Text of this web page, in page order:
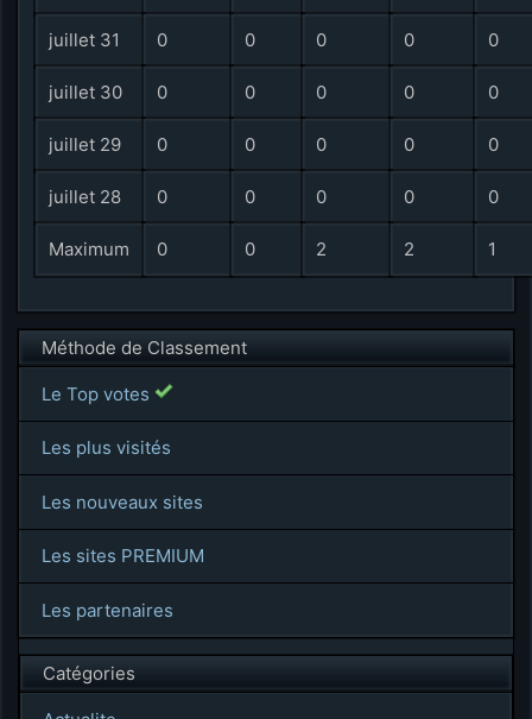
juillet 31 0 0 0 0 0
juillet 30 0 0 0 0 0
juillet 29 0 0 0 0 0
juillet 28 0 0 0 0 0
Maximum 0 0 2 2 1
Méthode de Classement
Le Top votes
Les plus visités
Les nouveaux sites
Les sites PREMIUM
Les partenaires
Catégories